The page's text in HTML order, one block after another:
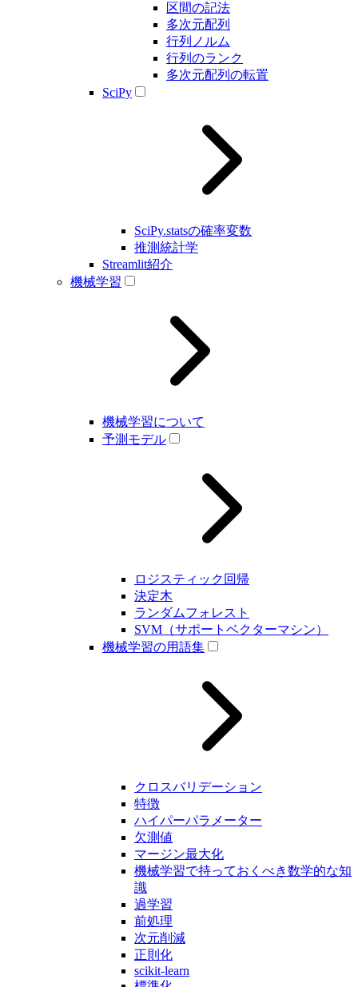
区間の記法
多次元配列
行列ノルム
行列のランク
多次元配列の転置
SciPy
SciPy.statsの確率変数
推測統計学
Streamlit紹介
機械学習
機械学習について
予測モデル
ロジスティック回帰
決定木
ランダムフォレスト
SVM（サポートベクターマシン）
機械学習の用語集
クロスバリデーション
特徴
ハイパーパラメーター
欠測値
マージン最大化
機械学習で持っておくべき数学的な知
識
過学習
前処理
次元削減
正則化
scikit-learn